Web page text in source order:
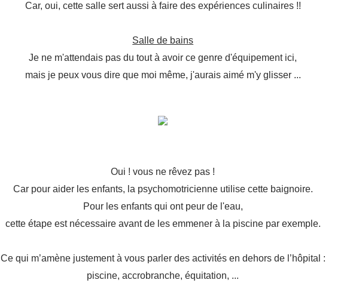
Car, oui, cette salle sert aussi à faire des expériences culinaires !!
Salle de bains
Je ne m'attendais pas du tout à avoir ce genre d'équipement ici,
mais je peux vous dire que moi même, j'aurais aimé m'y glisser ...
Oui ! vous ne rêvez pas !
Car pour aider les enfants, la psychomotricienne utilise cette baignoire.
Pour les enfants qui ont peur de l'eau,
cette étape est nécessaire avant de les emmener à la piscine par exemple.
Ce qui m’amène justement à vous parler des activités en dehors de l’hôpital :
piscine, accrobranche, équitation, ...